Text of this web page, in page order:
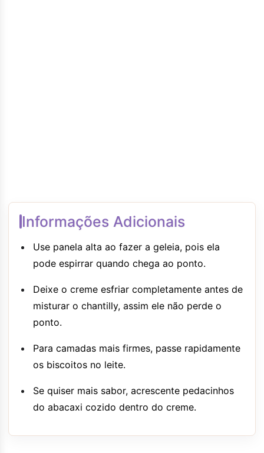
Informações Adicionais
Use panela alta ao fazer a geleia, pois ela
pode espirrar quando chega ao ponto.
Deixe o creme esfriar completamente antes de
misturar o chantilly, assim ele não perde o
ponto.
Para camadas mais firmes, passe rapidamente
os biscoitos no leite.
Se quiser mais sabor, acrescente pedacinhos
do abacaxi cozido dentro do creme.